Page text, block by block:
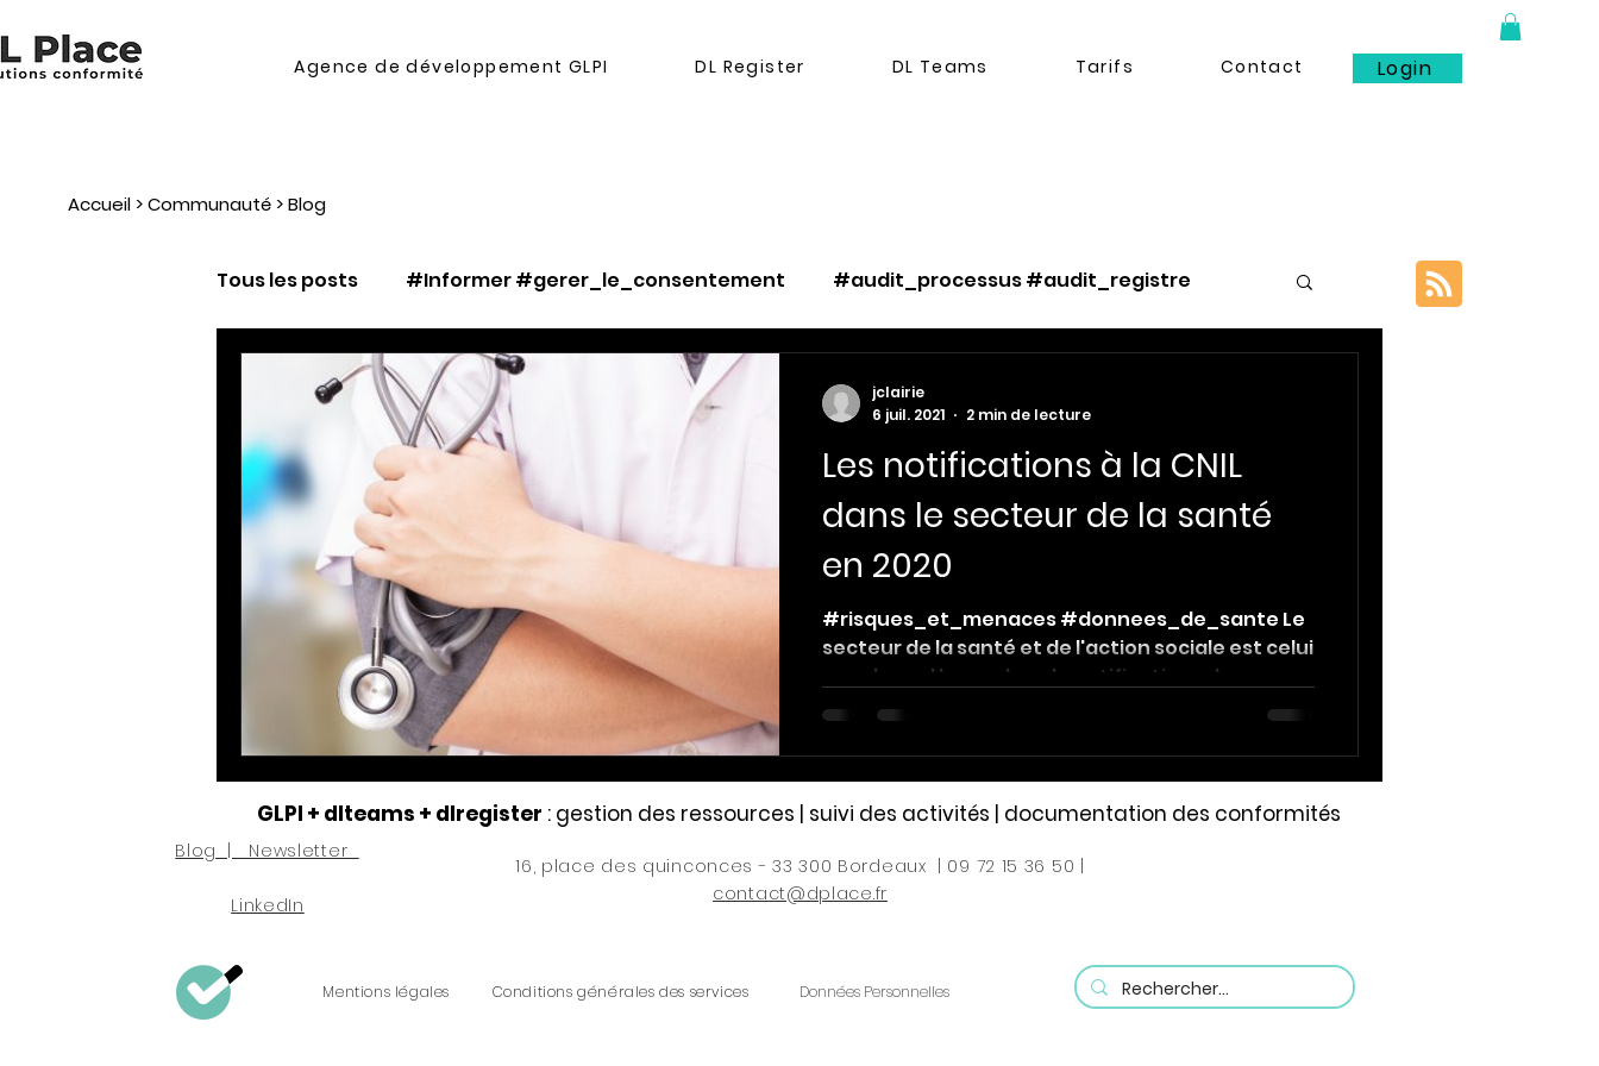
Agence de développement GLPI DL Register DL Teams Tarifs Contact Login
Accueil>Communauté> Blog
Tous les posts #Informer #gerer_le_consentement #audit_processus #audit_registre
#Connaître_et_maîtriser_les_risques #ethique
#maîtriser_contractualiser_partage_ #gerer_l_opposition #gerer_la_limitation
#sensibiliser #diffuser_les_règles #inventaire_cartographie_registre
#Open_Data #Data_Sharing #Scoring #Données_personnelles_harcelement
#passerelle_internet #filtrer_la na #formaliser, labelliser #communique
#données_personnelles_libertés #règles_choix_mots_de_passe
Les notifications à la CNIL
dans le secteur de la santé
en 2020
#risques_et_menaces #donnees_de_sante Le
secteur de la santé et de l'action sociale est celui
pour lequel le nombre de notifications de...
jclairie
6 juil. 2021
2 min de lecture
GLPI + dlteams + dlregister : gestion des ressources | suivi des activités | documentation des conformités
Blog | Newsletter
LinkedIn
16, place des quinconces - 33 300 Bordeaux | 09 72 15 36 50 |
contact@dplace.fr
Mentions légales Conditions générales des services Données Personnelles